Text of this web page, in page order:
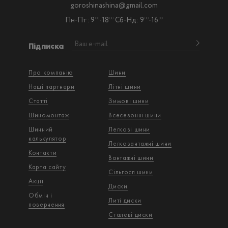
Про компанію
Наші партнери
Статті
Шиномонтаж
Шинний
калькулятор
Контакти
Карта сайту
Акції
Обмін і
повернення
Шини
Літні шини
Зимові шини
Всесезонні шини
Легкові шини
Легковантажнi шини
Вантажнi шини
Сільгосп шини
Диски
Литі диски
Сталеві диски
Підписка
Пн-Пт: 9 00-18 00 Сб-Нд: 9 00-16 00
goroshinashina@gmail.com